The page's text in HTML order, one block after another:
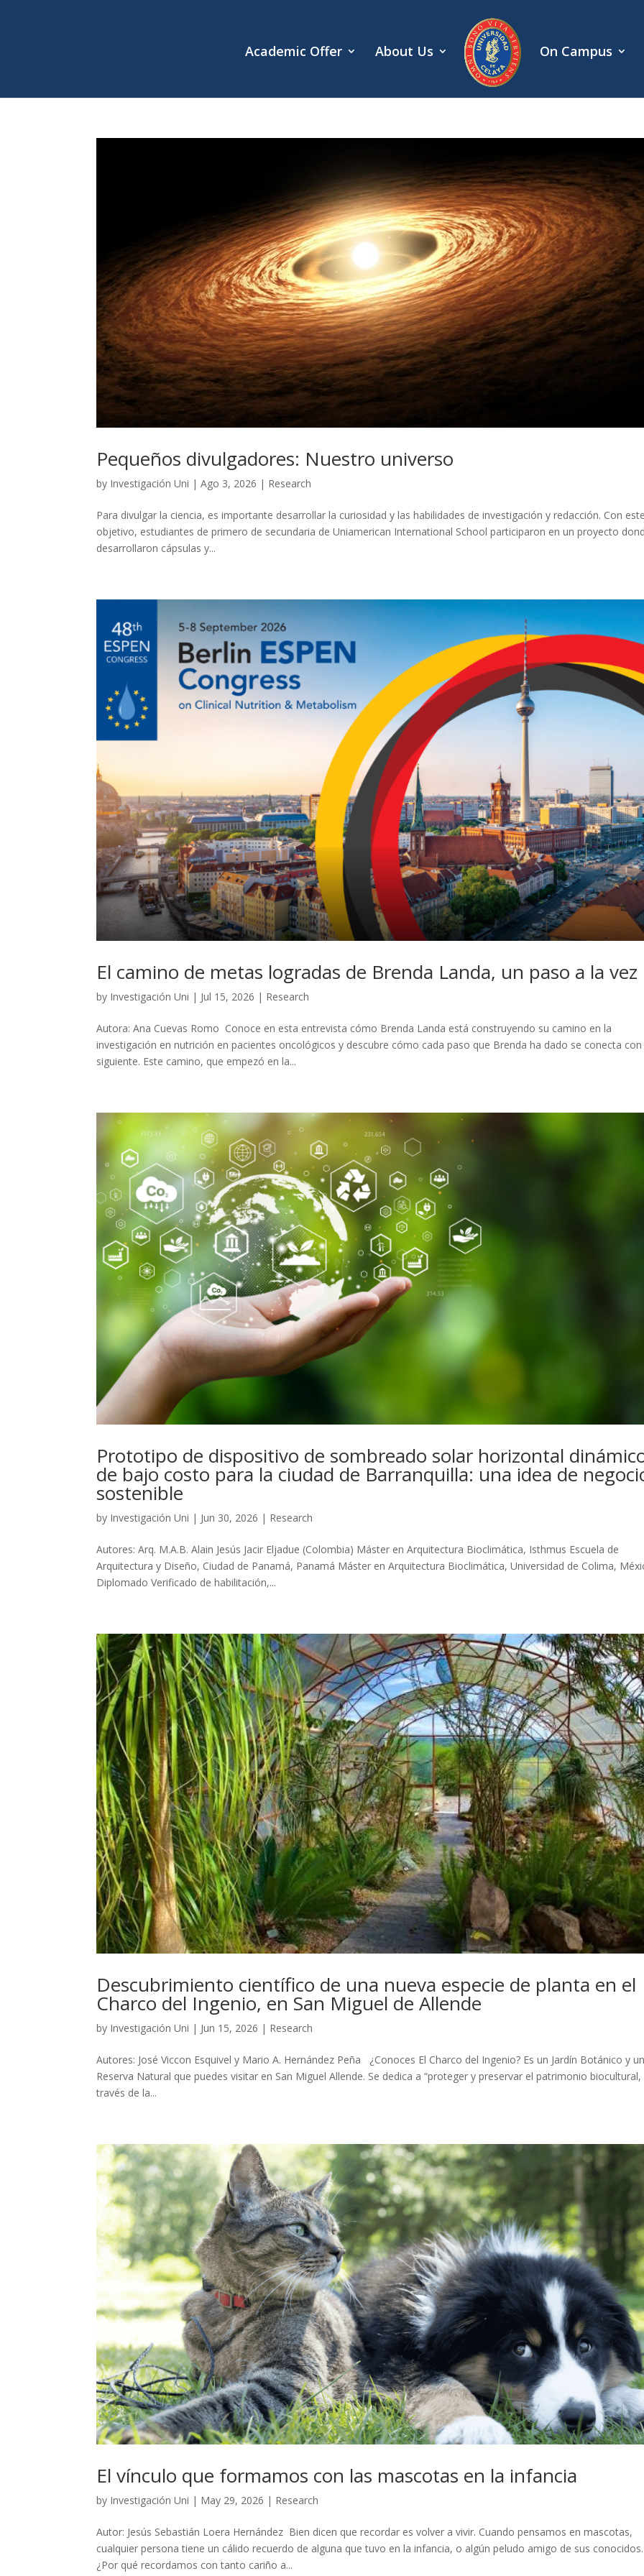
Academic Offer About Us On Campus
Pequeños divulgadores: Nuestro universo
by Investigación Uni |Ago 3, 2026 | Research
Para divulgar la ciencia, es importante desarrollar la curiosidad y las habilidades de investigación y redacción. Con
objetivo, estudiantes de primero de secundaria de Uniamerican International School participaron en un proyecto
desarrollaron cápsulas y...
El camino de metas logradas de Brenda Landa, un paso a la vez
by Investigación Uni | Jul 15, 2026 | Research
Autora: Ana Cuevas Romo Conoce en esta entrevista cómo Brenda Landa está construyendo su camino en la
investigación en nutrición en pacientes oncológicos y descubre cómo cada paso que Brenda ha dado se conecta
siguiente. Este camino, que empezó en la...
Prototipo de dispositivo de sombreado solar horizontal
de bajo costo para la ciudad de Barranquilla: una idea de
sostenible
by Investigación Uni | Jun 30, 2026 | Research
Autores: Arq. M.A.B. Alain Jesús Jacir Eljadue (Colombia) Máster en Arquitectura Bioclimática, Isthmus Escuela de
Arquitectura y Diseño, Ciudad de Panamá, Panamá Máster en Arquitectura Bioclimática, Universidad de Colima,
Diplomado Verificado de habilitación,...
Descubrimiento científico de una nueva especie de planta en el
Charco del Ingenio, en San Miguel de Allende
by Investigación Uni | Jun 15, 2026 | Research
Autores: José Viccon Esquivel y Mario A. Hernández Peña ¿Conoces El Charco del Ingenio? Es un Jardín Botánico y
Reserva Natural que puedes visitar en San Miguel Allende. Se dedica a “proteger y preservar el patrimonio biocultural,
través de la...
El vínculo que formamos con las mascotas en la infancia
by Investigación Uni | May 29, 2026 | Research
Autor: Jesús Sebastián Loera Hernández Bien dicen que recordar es volver a vivir. Cuando pensamos en mascotas,
cualquier persona tiene un cálido recuerdo de alguna que tuvo en la infancia, o algún peludo amigo de sus conocidos.
¿Por qué recordamos con tanto cariño a...